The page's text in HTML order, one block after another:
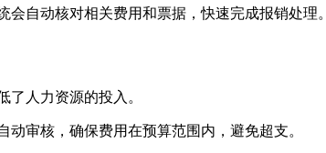
自动核对相关费用和票据，快速完成报销处理。
了人力资源的投入。
动审核，确保费用在预算范围内，避免超支。